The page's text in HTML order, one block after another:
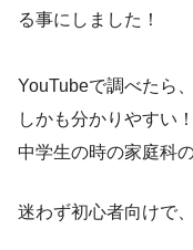
る事にしました！
YouTubeで調べたら
しかも分かりやすい！
中学生の時の家庭科
迷わず初心者向けで